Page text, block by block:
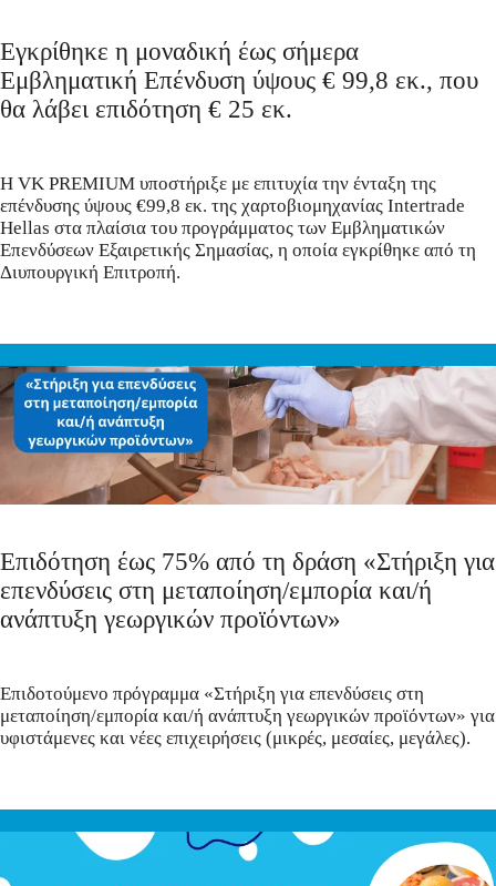
Εγκρίθηκε η μοναδική έως σήμερα
Εμβληματική Επένδυση ύψους € 99,8 εκ., που
θα λάβει επιδότηση € 25 εκ.
Η VK PREMIUM υποστήριξε με επιτυχία την ένταξη της
επένδυσης ύψους €99,8 εκ. της χαρτοβιομηχανίας Intertrade
Hellas στα πλαίσια του προγράμματος των Εμβληματικών
Επενδύσεων Εξαιρετικής Σημασίας, η οποία εγκρίθηκε από τη
Διυπουργική Επιτροπή.
Επιδότηση έως 75% από τη δράση «Στήριξη για
επενδύσεις στη μεταποίηση/εμπορία και/ή
ανάπτυξη γεωργικών προϊόντων»
Επιδοτούμενο πρόγραμμα «Στήριξη για επενδύσεις στη
μεταποίηση/εμπορία και/ή ανάπτυξη γεωργικών προϊόντων» για
υφιστάμενες και νέες επιχειρήσεις (μικρές, μεσαίες, μεγάλες).